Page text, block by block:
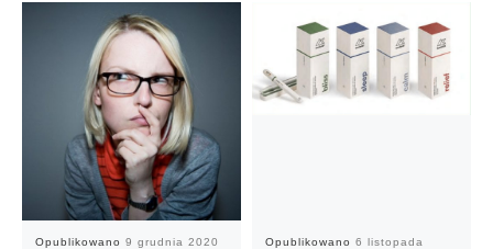
Opublikowano 9 grudnia 2020 Opublikowano 6 listopada